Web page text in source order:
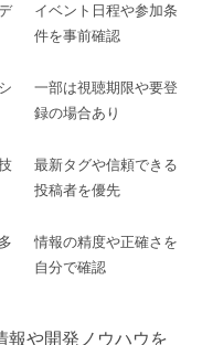
イベント日程や参加条
件を事前確認
一部は視聴期限や要登
録の場合あり
最新タグや信頼できる
投稿者を優先
情報の精度や正確さを
自分で確認
報や開発ノウハウを